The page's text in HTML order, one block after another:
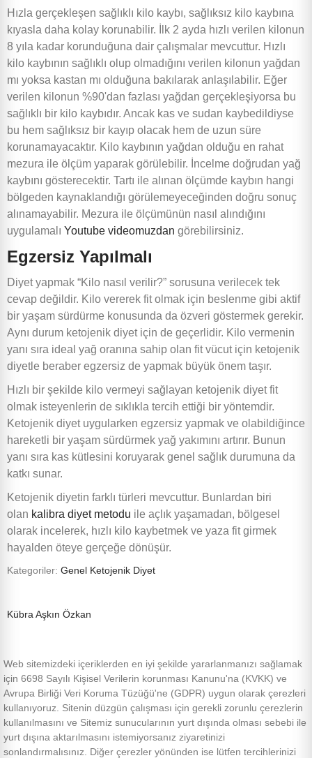
Hızla gerçekleşen sağlıklı kilo kaybı, sağlıksız kilo kaybına
kıyasla daha kolay korunabilir. İlk 2 ayda hızlı verilen kilonun
8 yıla kadar korunduğuna dair çalışmalar mevcuttur. Hızlı
kilo kaybının sağlıklı olup olmadığını verilen kilonun yağdan
mı yoksa kastan mı olduğuna bakılarak anlaşılabilir. Eğer
verilen kilonun %90'dan fazlası yağdan gerçekleşiyorsa bu
sağlıklı bir kilo kaybıdır. Ancak kas ve sudan kaybedildiyse
bu hem sağlıksız bir kayıp olacak hem de uzun süre
korunamayacaktır. Kilo kaybının yağdan olduğu en rahat
mezura ile ölçüm yaparak görülebilir. İncelme doğrudan yağ
kaybını gösterecektir. Tartı ile alınan ölçümde kaybın hangi
bölgeden kaynaklandığı görülemeyeceğinden doğru sonuç
alınamayabilir. Mezura ile ölçümünün nasıl alındığını
uygulamalı Youtube videomuzdan görebilirsiniz.
Egzersiz Yapılmalı
Diyet yapmak “Kilo nasıl verilir?” sorusuna verilecek tek
cevap değildir. Kilo vererek fit olmak için beslenme gibi aktif
bir yaşam sürdürme konusunda da özveri göstermek gerekir.
Aynı durum ketojenik diyet için de geçerlidir. Kilo vermenin
yanı sıra ideal yağ oranına sahip olan fit vücut için ketojenik
diyetle beraber egzersiz de yapmak büyük önem taşır.
Hızlı bir şekilde kilo vermeyi sağlayan ketojenik diyet fit
olmak isteyenlerin de sıklıkla tercih ettiği bir yöntemdir.
Ketojenik diyet uygularken egzersiz yapmak ve olabildiğince
hareketli bir yaşam sürdürmek yağ yakımını artırır. Bunun
yanı sıra kas kütlesini koruyarak genel sağlık durumuna da
katkı sunar.
Ketojenik diyetin farklı türleri mevcuttur. Bunlardan biri
olan kalibra diyet metodu ile açlık yaşamadan, bölgesel
olarak incelerek, hızlı kilo kaybetmek ve yaza fit girmek
hayalden öteye gerçeğe dönüşür.
Kategoriler: Genel Ketojenik Diyet
Kübra Aşkın Özkan
Web sitemizdeki içeriklerden en iyi şekilde yararlanmanızı sağlamak
için 6698 Sayılı Kişisel Verilerin korunması Kanunu'na (KVKK) ve
Avrupa Birliği Veri Koruma Tüzüğü'ne (GDPR) uygun olarak çerezleri
kullanıyoruz. Sitenin düzgün çalışması için gerekli zorunlu çerezlerin
kullanılmasını ve Sitemiz sunucularının yurt dışında olması sebebi ile
yurt dışına aktarılmasını istemiyorsanız ziyaretinizi
sonlandırmalısınız. Diğer çerezler yönünden ise lütfen tercihlerinizi